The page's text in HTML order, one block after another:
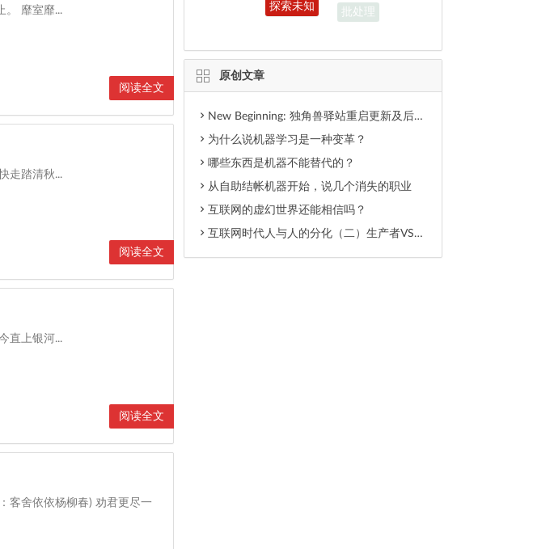
。 靡室靡...
阅读全文
走踏清秋...
阅读全文
直上银河...
阅读全文
客舍依依杨柳春) 劝君更尽一
批处理
原创文章
New Beginning: 独角兽驿站重启更新及后期内容调整
为什么说机器学习是一种变革？
哪些东西是机器不能替代的？
从自助结帐机器开始，说几个消失的职业
互联网的虚幻世界还能相信吗？
互联网时代人与人的分化（二）生产者VS消费者